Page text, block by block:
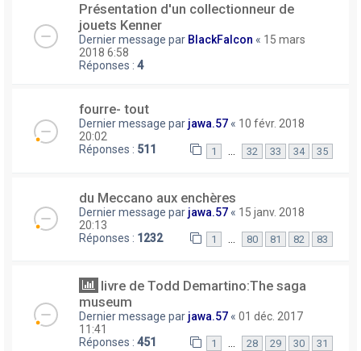
Présentation d'un collectionneur de
jouets Kenner
Dernier message par BlackFalcon « 15 mars
2018 6:58
Réponses : 4
fourre- tout
Dernier message par jawa.57 « 10 févr. 2018
20:02
Réponses : 511 1 32 33 34 35
du Meccano aux enchères
Dernier message par jawa.57 « 15 janv. 2018
20:13
Réponses : 1232 1 80 81 82 83
livre de Todd Demartino:The saga
museum
Dernier message par jawa.57 « 01 déc. 2017
11:41
Réponses : 451 1 28 29 30 31